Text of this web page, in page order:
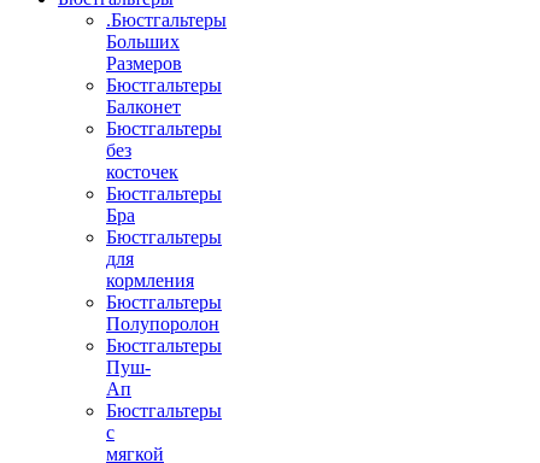
.Бюстгальтеры
Больших
Размеров
Бюстгальтеры
Балконет
Бюстгальтеры
без
косточек
Бюстгальтеры
Бра
Бюстгальтеры
для
кормления
Бюстгальтеры
Полупоролон
Бюстгальтеры
Пуш-
Ап
Бюстгальтеры
с
мягкой